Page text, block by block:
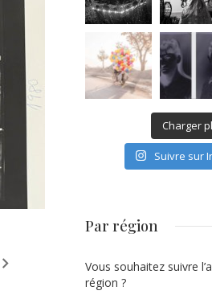
Charger
Suivre sur
Par région
Vous souhaitez suivre
région ?